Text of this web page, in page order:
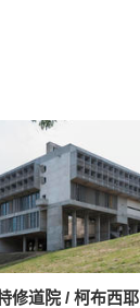
修道院 / 柯布西耶